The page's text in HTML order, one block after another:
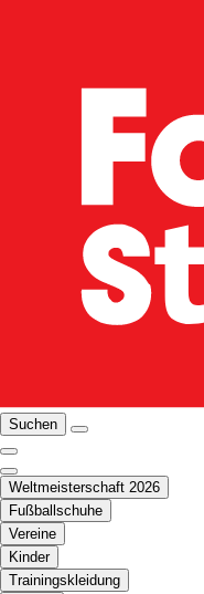
Suchen
Weltmeisterschaft 2026
Fußballschuhe
Vereine
Kinder
Trainingskleidung